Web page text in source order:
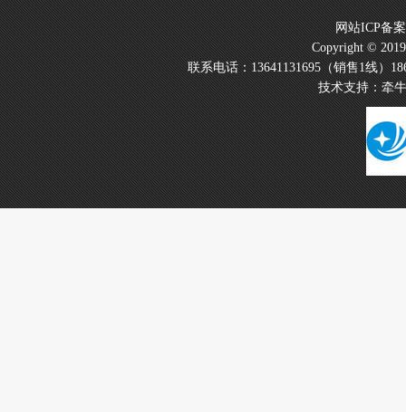
网站ICP备
Copyright ©
联系电话：13641131695（销售1线）
技术支持：牵